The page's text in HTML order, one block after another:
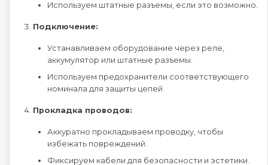
Используем штатные разъемы, если это возможно.
Подключение:
Устанавливаем оборудование через реле,
аккумулятор или штатные разъемы.
Используем предохранители соответствующего
номинала для защиты цепей.
Прокладка проводов:
Аккуратно прокладываем проводку, чтобы
избежать повреждений.
Фиксируем кабели для безопасности и эстетики.